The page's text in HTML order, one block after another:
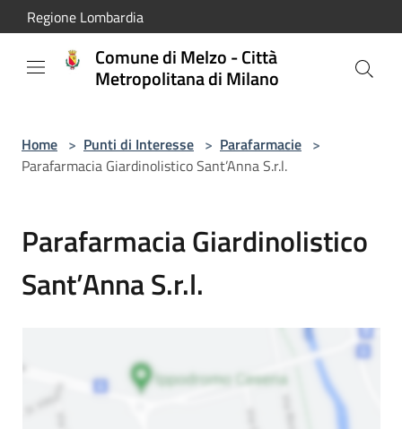
Salta al contenuto principale
Regione Lombardia
Comune di Melzo - Città
Metropolitana di Milano
Home > Punti di Interesse > Parafarmacie >
Parafarmacia Giardinolistico Sant’Anna S.r.l.
Parafarmacia Giardinolistico
Sant’Anna S.r.l.